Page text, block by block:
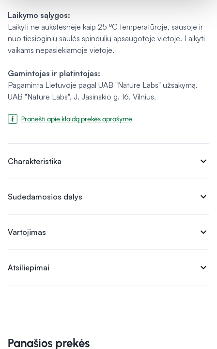
Laikymo sąlygos:
Laikyti ne aukštesnėje kaip 25 ºC temperatūroje, sausoje ir
nuo tiesioginių saulės spindulių apsaugotoje vietoje. Laikyti
vaikams nepasiekiamoje vietoje.
Gamintojas ir platintojas:
Pagaminta Lietuvoje pagal UAB "Nature Labs" užsakymą.
UAB "Nature Labs", J. Jasinskio g. 16, Vilnius.
Pranešti apie klaidą prekės aprašyme
Charakteristika expand_more
Sudedamosios dalys expand_more
Vartojimas expand_more
Atsiliepimai expand_more
Panašios prekės